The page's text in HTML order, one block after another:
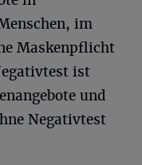
im
Maskenpflicht
ist
und
Negativtest